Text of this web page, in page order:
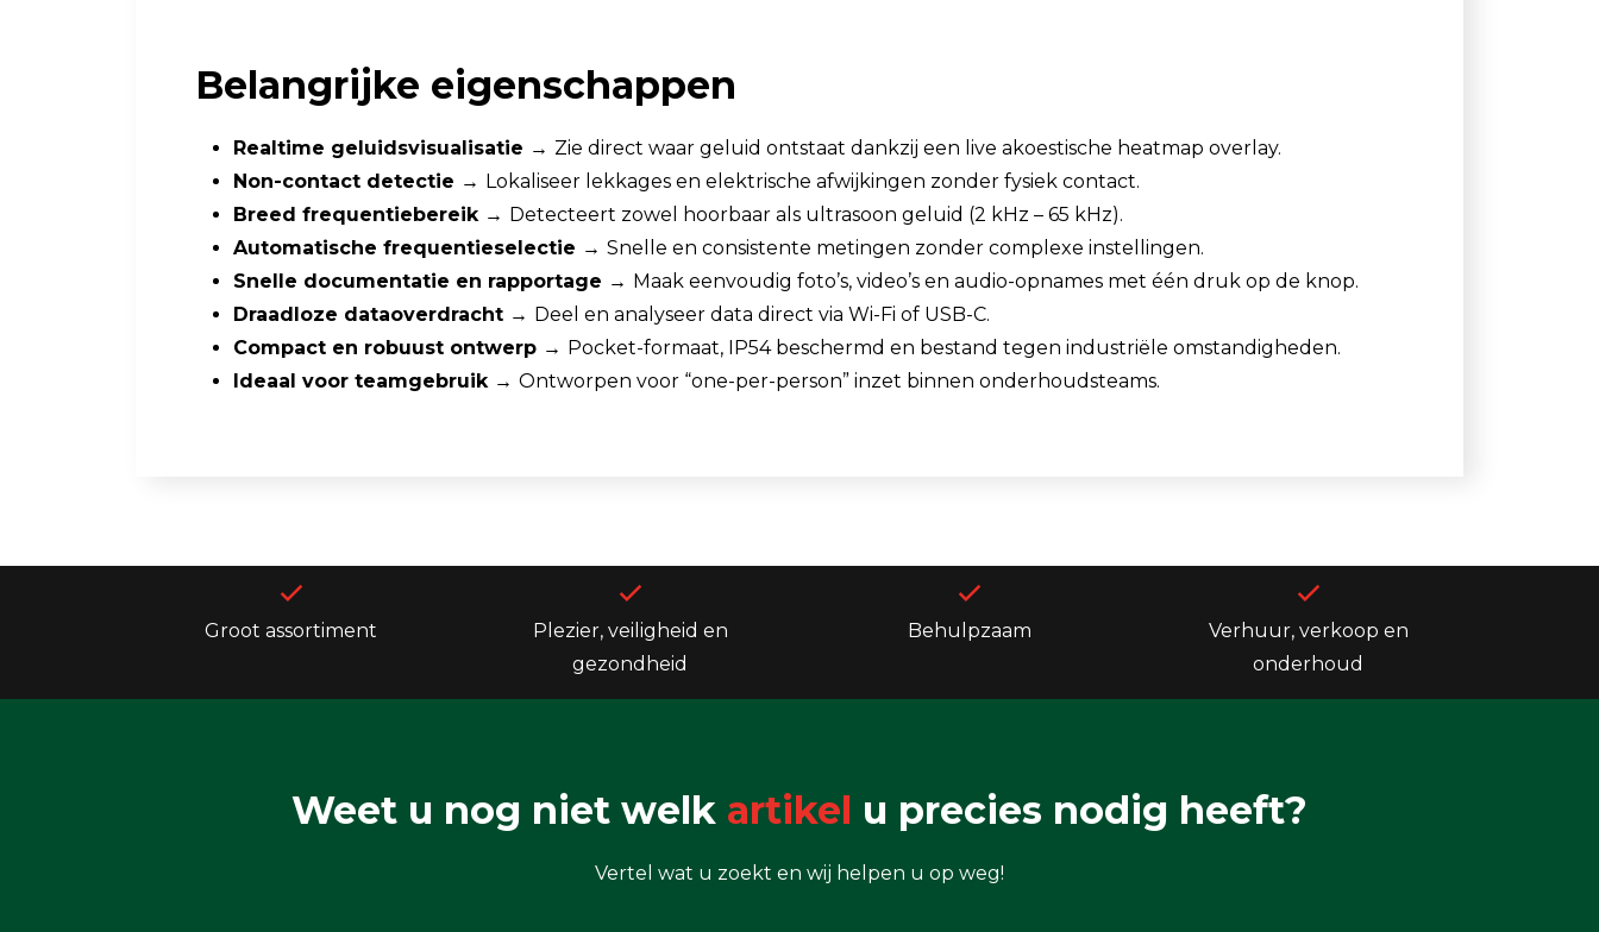
Belangrijke eigenschappen
Realtime geluidsvisualisatie → Zie direct waar geluid ontstaat dankzij een live akoestische heatmap overlay.
Non-contact detectie → Lokaliseer lekkages en elektrische afwijkingen zonder fysiek contact.
Breed frequentiebereik → Detecteert zowel hoorbaar als ultrasoon geluid (2 kHz – 65 kHz).
Automatische frequentieselectie → Snelle en consistente metingen zonder complexe instellingen.
Snelle documentatie en rapportage → Maak eenvoudig foto’s, video’s en audio-opnames met één druk op de knop.
Draadloze dataoverdracht → Deel en analyseer data direct via Wi-Fi of USB-C.
Compact en robuust ontwerp → Pocket-formaat, IP54 beschermd en bestand tegen industriële omstandigheden.
Ideaal voor teamgebruik → Ontworpen voor “one-per-person” inzet binnen onderhoudsteams.
Groot assortiment
Plezier, veiligheid en
gezondheid
Behulpzaam
Verhuur, verkoop en
onderhoud
Weet u nog niet welk artikel u precies nodig heeft?
Vertel wat u zoekt en wij helpen u op weg!